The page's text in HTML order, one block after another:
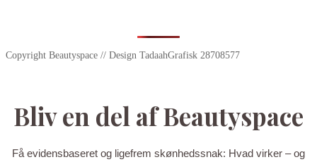
Copyright Beautyspace // Design TadaahGrafisk 28708577
Bliv en del af Beautyspace
Få evidensbaseret og ligefrem skønhedssnak: Hvad virker – og